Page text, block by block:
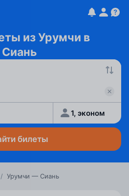
из Урумчи в
Сиань
1, эконом
билеты
/ Урумчи — Сиань